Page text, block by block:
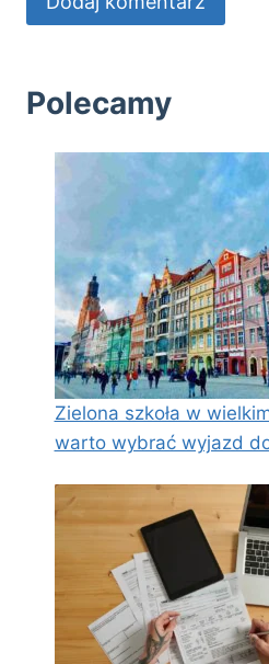
Polecamy
Zielona szkoła w
warto wybrać wyjazd